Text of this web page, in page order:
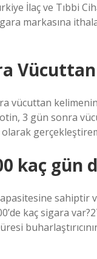
İlaç ve Tıbbi
markasına
Vücuttan
vücuttan
3 gün sonra
kaç gün
sahiptir
kaç sigara